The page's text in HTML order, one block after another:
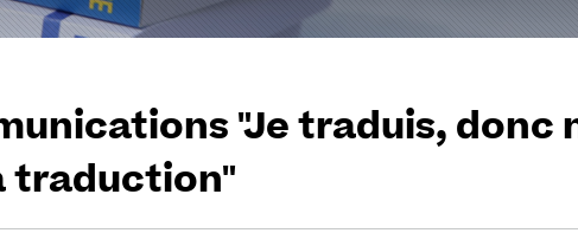
"Je traduis, donc
traduction"